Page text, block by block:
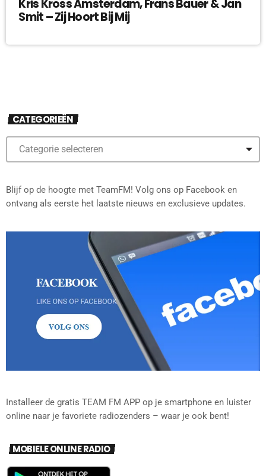
Kris Kross Amsterdam, Frans Bauer & Jan
Smit – Zij Hoort Bij Mij
CATEGORIEËN
Blijf op de hoogte met TeamFM! Volg ons op Facebook en
ontvang als eerste het laatste nieuws en exclusieve updates.
Installeer de gratis TEAM FM APP op je smartphone en luister
online naar je favoriete radiozenders – waar je ook bent!
MOBIELE ONLINE RADIO